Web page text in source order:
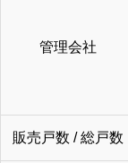
管理会社
販売戸数 / 総戸数